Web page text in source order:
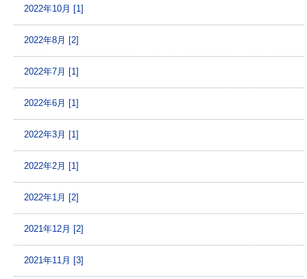
2022年10月 [1]
2022年8月 [2]
2022年7月 [1]
2022年6月 [1]
2022年3月 [1]
2022年2月 [1]
2022年1月 [2]
2021年12月 [2]
2021年11月 [3]